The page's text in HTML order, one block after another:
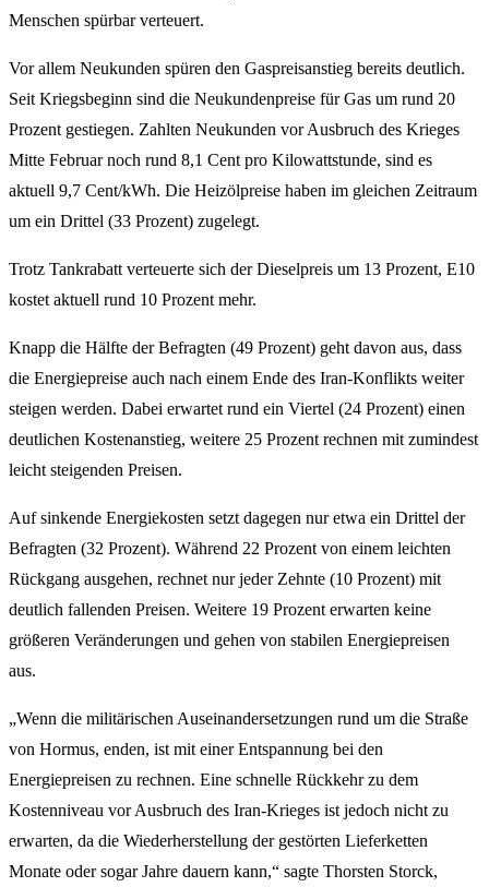
Menschen spürbar verteuert.
Vor allem Neukunden spüren den Gaspreisanstieg bereits deutlich.
Seit Kriegsbeginn sind die Neukundenpreise für Gas um rund 20
Prozent gestiegen. Zahlten Neukunden vor Ausbruch des Krieges
Mitte Februar noch rund 8,1 Cent pro Kilowattstunde, sind es
aktuell 9,7 Cent/kWh. Die Heizölpreise haben im gleichen Zeitraum
um ein Drittel (33 Prozent) zugelegt.
Trotz Tankrabatt verteuerte sich der Dieselpreis um 13 Prozent, E10
kostet aktuell rund 10 Prozent mehr.
Knapp die Hälfte der Befragten (49 Prozent) geht davon aus, dass
die Energiepreise auch nach einem Ende des Iran-Konflikts weiter
steigen werden. Dabei erwartet rund ein Viertel (24 Prozent) einen
deutlichen Kostenanstieg, weitere 25 Prozent rechnen mit zumindest
leicht steigenden Preisen.
Auf sinkende Energiekosten setzt dagegen nur etwa ein Drittel der
Befragten (32 Prozent). Während 22 Prozent von einem leichten
Rückgang ausgehen, rechnet nur jeder Zehnte (10 Prozent) mit
deutlich fallenden Preisen. Weitere 19 Prozent erwarten keine
größeren Veränderungen und gehen von stabilen Energiepreisen
aus.
„Wenn die militärischen Auseinandersetzungen rund um die Straße
von Hormus, enden, ist mit einer Entspannung bei den
Energiepreisen zu rechnen. Eine schnelle Rückkehr zu dem
Kostenniveau vor Ausbruch des Iran-Krieges ist jedoch nicht zu
erwarten, da die Wiederherstellung der gestörten Lieferketten
Monate oder sogar Jahre dauern kann,“ sagte Thorsten Storck,